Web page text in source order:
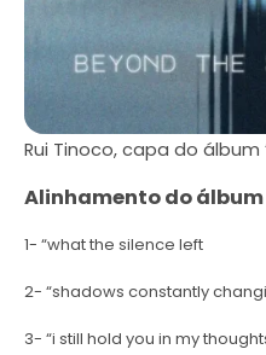
Rui Tinoco, capa do álbum
Alinhamento do álbum
1- “what the silence left
2- “shadows constantly
3- “i still hold you in my